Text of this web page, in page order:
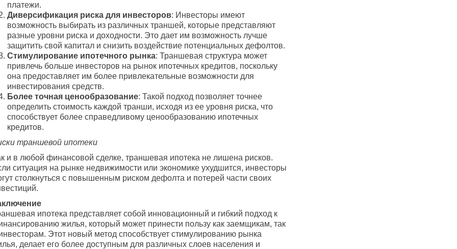
платежи.
Диверсификация риска для инвесторов: Инвесторы имеют
возможность выбирать из различных траншей, которые представляют
разные уровни риска и доходности. Это дает им возможность лучше
защитить свой капитал и снизить воздействие потенциальных дефолтов.
Стимулирование ипотечного рынка: Траншевая структура может
привлечь больше инвесторов на рынок ипотечных кредитов, поскольку
она предоставляет им более привлекательные возможности для
инвестирования средств.
Более точная ценообразование: Такой подход позволяет точнее
определить стоимость каждой транши, исходя из ее уровня риска, что
способствует более справедливому ценообразованию ипотечных
кредитов.
траншевой ипотеки
и в любой финансовой сделке, траншевая ипотека не лишена рисков.
ситуация на рынке недвижимости или экономике ухудшится, инвесторы
столкнуться с повышенным риском дефолта и потерей части своих
ипотека представляет собой инновационный и гибкий подход к
жилья, который может принести пользу как заемщикам, так
Этот новый метод способствует стимулированию рынка
делает его более доступным для различных слоев населения и